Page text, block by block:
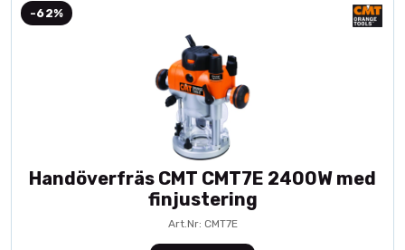
-62%
Handöverfräs CMT CMT7E 2400W med
finjustering
Art.Nr: CMT7E